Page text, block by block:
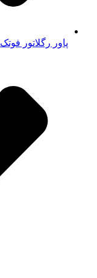
پاور رگلاتور فوتک FOTEK